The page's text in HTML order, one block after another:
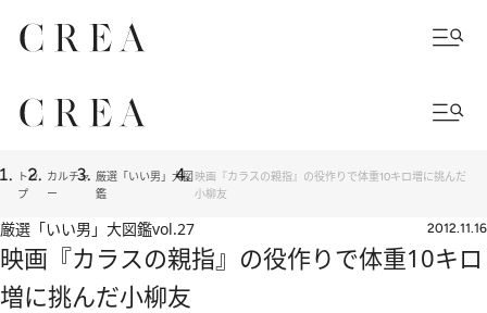
トッ
プ
カルチャ
ー
厳選「いい男」大図
鑑
映画『カラスの親指』の役作りで体重10キロ増に挑んだ
小柳友
厳選「いい男」大図鑑vol.27 2012.11.16
映画『カラスの親指』の役作りで体重10キロ
増に挑んだ小柳友